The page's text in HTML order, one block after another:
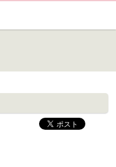
最新情報や観光協会会員情報